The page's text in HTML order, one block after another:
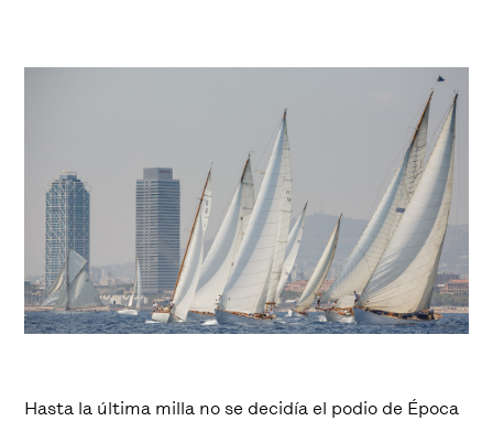
Hasta la última milla no se decidía el podio de Época